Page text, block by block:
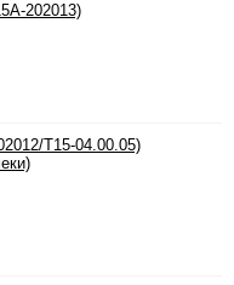
202013)
T15-04.00.05)